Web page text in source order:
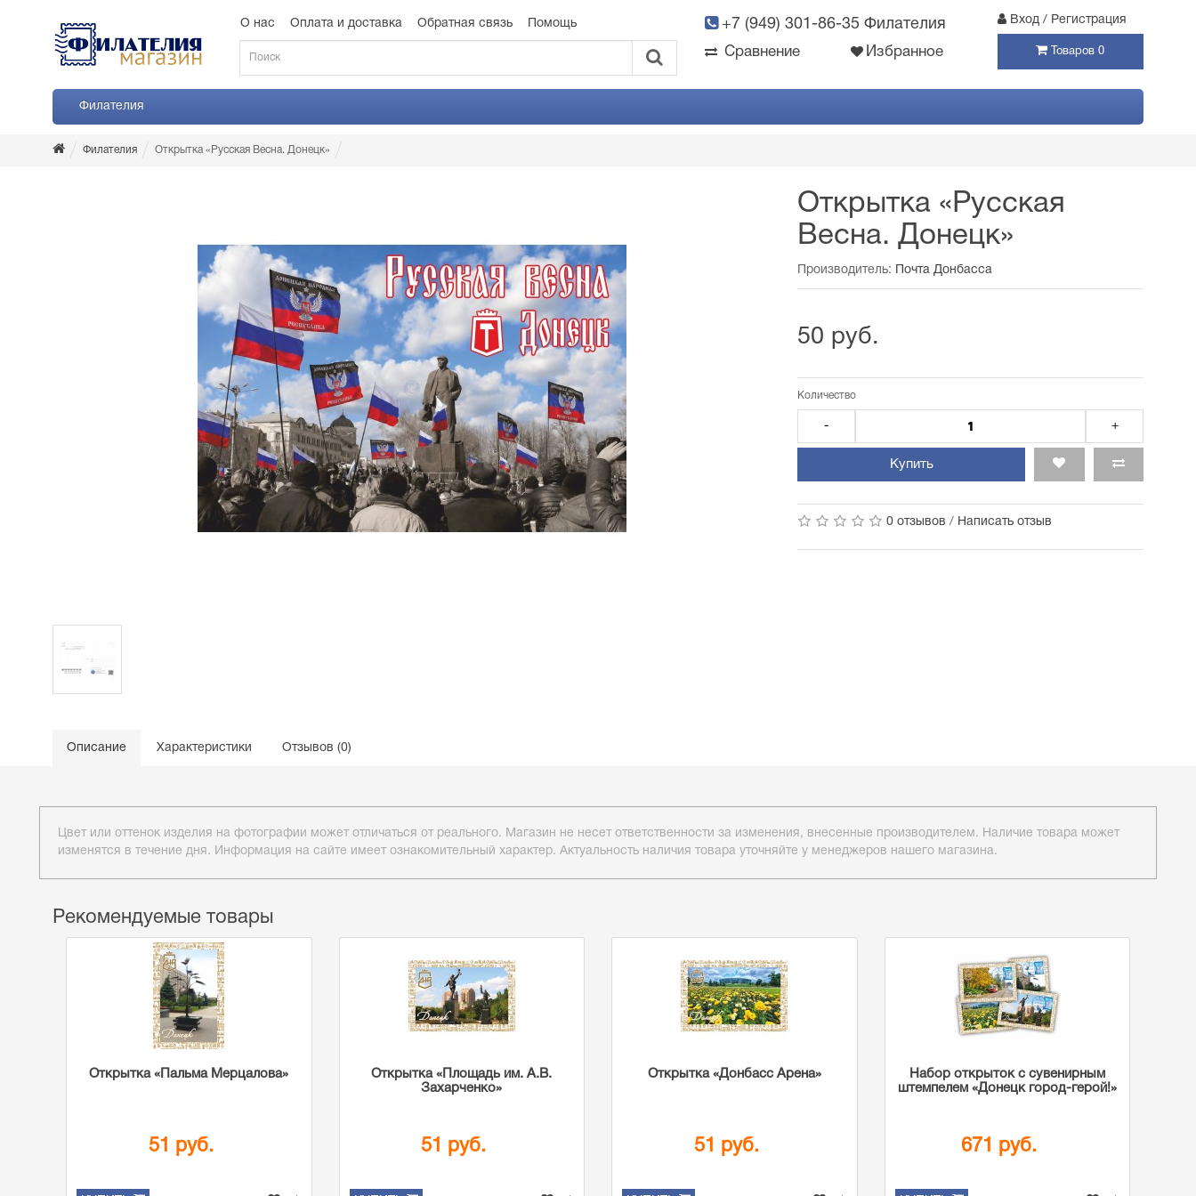
О нас Оплата и доставка Обратная связь Помощь +7 (949) 301-86-35 Филателия Вход / Регистрация
Сравнение Избранное Товаров 0
Филателия
Филателия Открытка «Русская Весна. Донецк»
Открытка «Русская
Весна. Донецк»
Производитель: Почта Донбасса
50 руб.
Количество
- +
Купить
0 отзывов / Написать отзыв
Описание Характеристики Отзывов (0)
Цвет или оттенок изделия на фотографии может отличаться от реального. Магазин не несет ответственности за изменения, внесенные производителем. Наличие товара может
изменятся в течение дня. Информация на сайте имеет ознакомительный характер. Актуальность наличия товара уточняйте у менеджеров нашего магазина.
Рекомендуемые товары
Открытка «Пальма Мерцалова»
51 руб.
Открытка «Площадь им. А.В.
Захарченко»
51 руб.
Открытка «Донбасс Арена»
51 руб.
Набор открыток с сувенирным
штемпелем «Донецк город-герой!»
671 руб.